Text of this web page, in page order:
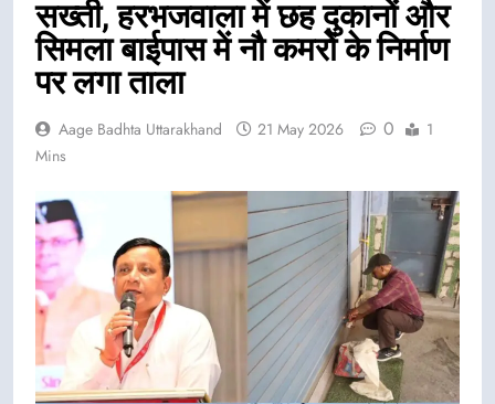
सख्ती, हरभजवाला में छह दुकानों और
सिमला बाईपास में नौ कमरों के निर्माण
पर लगा ताला
Aage Badhta Uttarakhand 21 May 2026 0
1
Mins